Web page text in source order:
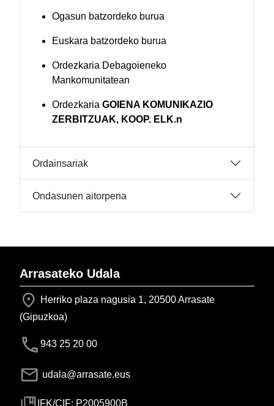
Ogasun batzordeko burua
Euskara batzordeko burua
Ordezkaria Debagoieneko
Mankomunitatean
Ordezkaria GOIENA KOMUNIKAZIO
ZERBITZUAK, KOOP. ELK.n
Ordainsariak
Ondasunen aitorpena
Arrasateko Udala
Herriko plaza nagusia 1, 20500 Arrasate
(Gipuzkoa)
943 25 20 00
udala@arrasate.eus
IFK/CIF: P2005900B